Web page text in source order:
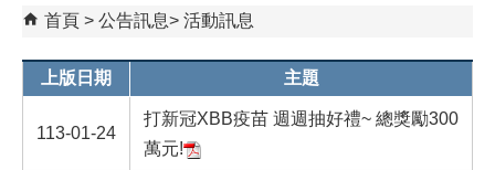
首頁 公告訊息 活動訊息
上版日期 主題
113-01-24
打新冠XBB疫苗 週週抽好禮~ 總獎勵300
萬元!